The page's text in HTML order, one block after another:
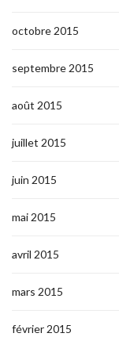
octobre 2015
septembre 2015
août 2015
juillet 2015
juin 2015
mai 2015
avril 2015
mars 2015
février 2015